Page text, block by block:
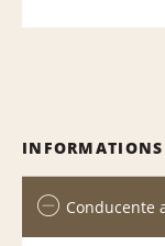
Conducente